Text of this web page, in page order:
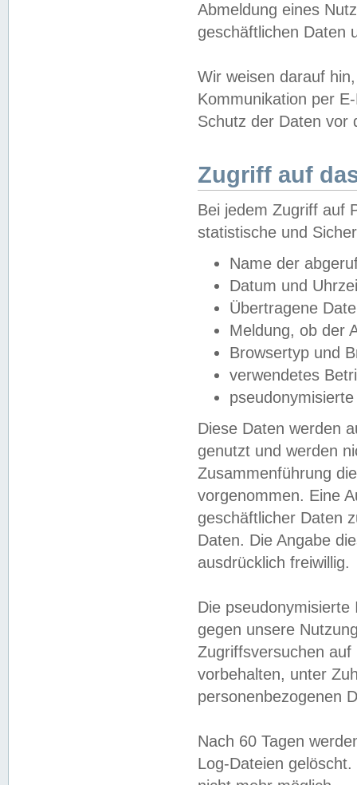
Abmeldung eines
geschäftlichen Daten
Wir weisen darauf
Kommunikation per
Schutz der Daten vor
Zugriff auf
Bei jedem Zugriff auf
statistische und
Name der
Datum und
Übertragene
Meldung, ob der
Browsertyp und
verwendetes
Diese Daten werden
genutzt und werden
Zusammenführung
vorgenommen. Eine
geschäftlicher Daten
Daten. Die Angabe
ausdrücklich freiwillig.
Die
gegen unsere
Zugriffsversuchen
vorbehalten, unter
personenbezogenen
Nach 60 Tagen
Log-Dateien